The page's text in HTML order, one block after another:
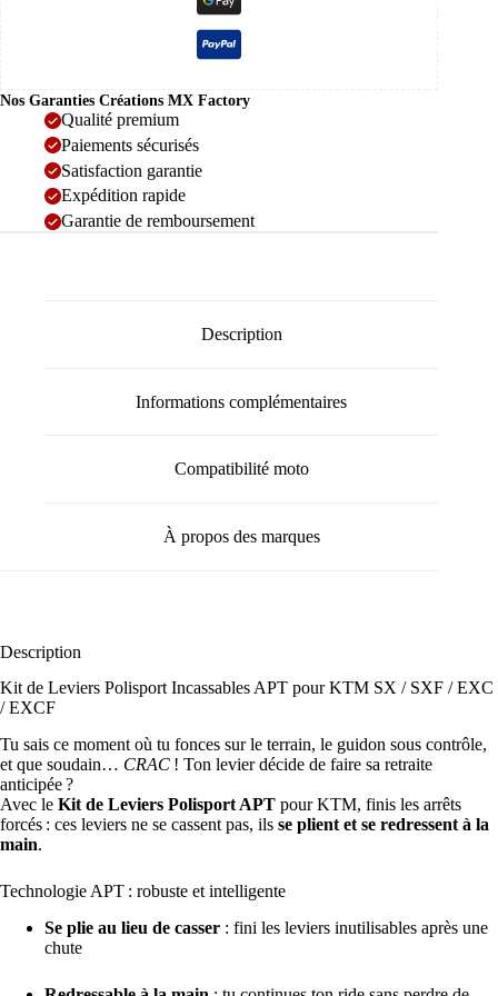
Nos Garanties Créations MX Factory
Qualité premium
Paiements sécurisés
Satisfaction garantie
Expédition rapide
Garantie de remboursement
Description
Informations complémentaires
Compatibilité moto
À propos des marques
Description
Kit de Leviers Polisport Incassables APT pour KTM SX / SXF / EXC
/ EXCF
Tu sais ce moment où tu fonces sur le terrain, le guidon sous contrôle,
et que soudain… CRAC ! Ton levier décide de faire sa retraite
anticipée ?
Avec le Kit de Leviers Polisport APT pour KTM, finis les arrêts
forcés : ces leviers ne se cassent pas, ils se plient et se redressent à la
main.
Technologie APT : robuste et intelligente
Se plie au lieu de casser : fini les leviers inutilisables après une
chute